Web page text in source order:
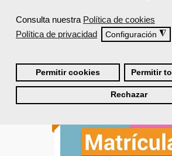
Consulta nuestra Política de cookies
Política de privacidad
Configuración ◮
Permitir cookies Permitir
Rechazar
Ver curso
TITULO OFICIAL